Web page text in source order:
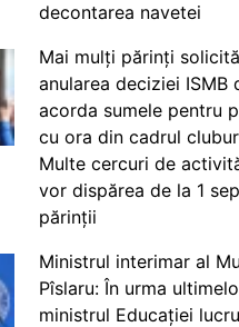
decontarea navetei
Mai mulți părinți
anularea deciziei ISMB
acorda sumele pentru
cu ora din cadrul
Multe cercuri de
vor dispărea de la 1
părinții
Ministrul interimar al
Pîslaru: În urma
ministrul Educației